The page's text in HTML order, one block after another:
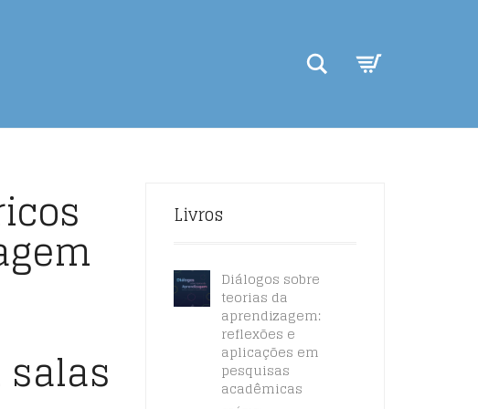
Search
Livros
Diálogos sobre
teorias da
aprendizagem:
reflexões e
aplicações em
pesquisas
acadêmicas